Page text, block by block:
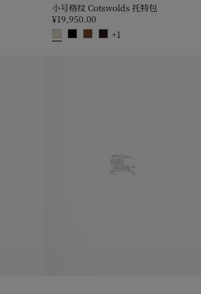
小号格纹 Cotswolds 托特包
¥19,950.00
+1